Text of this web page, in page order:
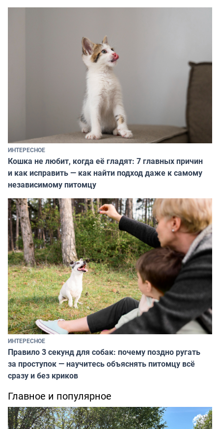
ИНТЕРЕСНОЕ
Кошка не любит, когда её гладят: 7 главных причин
и как исправить — как найти подход даже к самому
независимому питомцу
ИНТЕРЕСНОЕ
Правило 3 секунд для собак: почему поздно ругать
за проступок — научитесь объяснять питомцу всё
сразу и без криков
Главное и популярное